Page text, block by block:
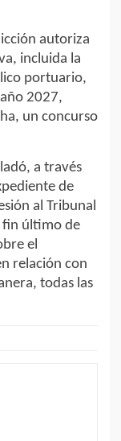
autoriza
incluida la
portuario,
2027,
un concurso
a través
de
al Tribunal
fin último de
el
relación con
todas las